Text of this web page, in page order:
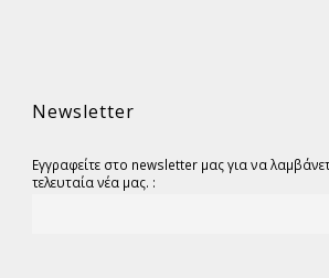
Newsletter
Εγγραφείτε στο newsletter μας για να
τελευταία νέα μας. :